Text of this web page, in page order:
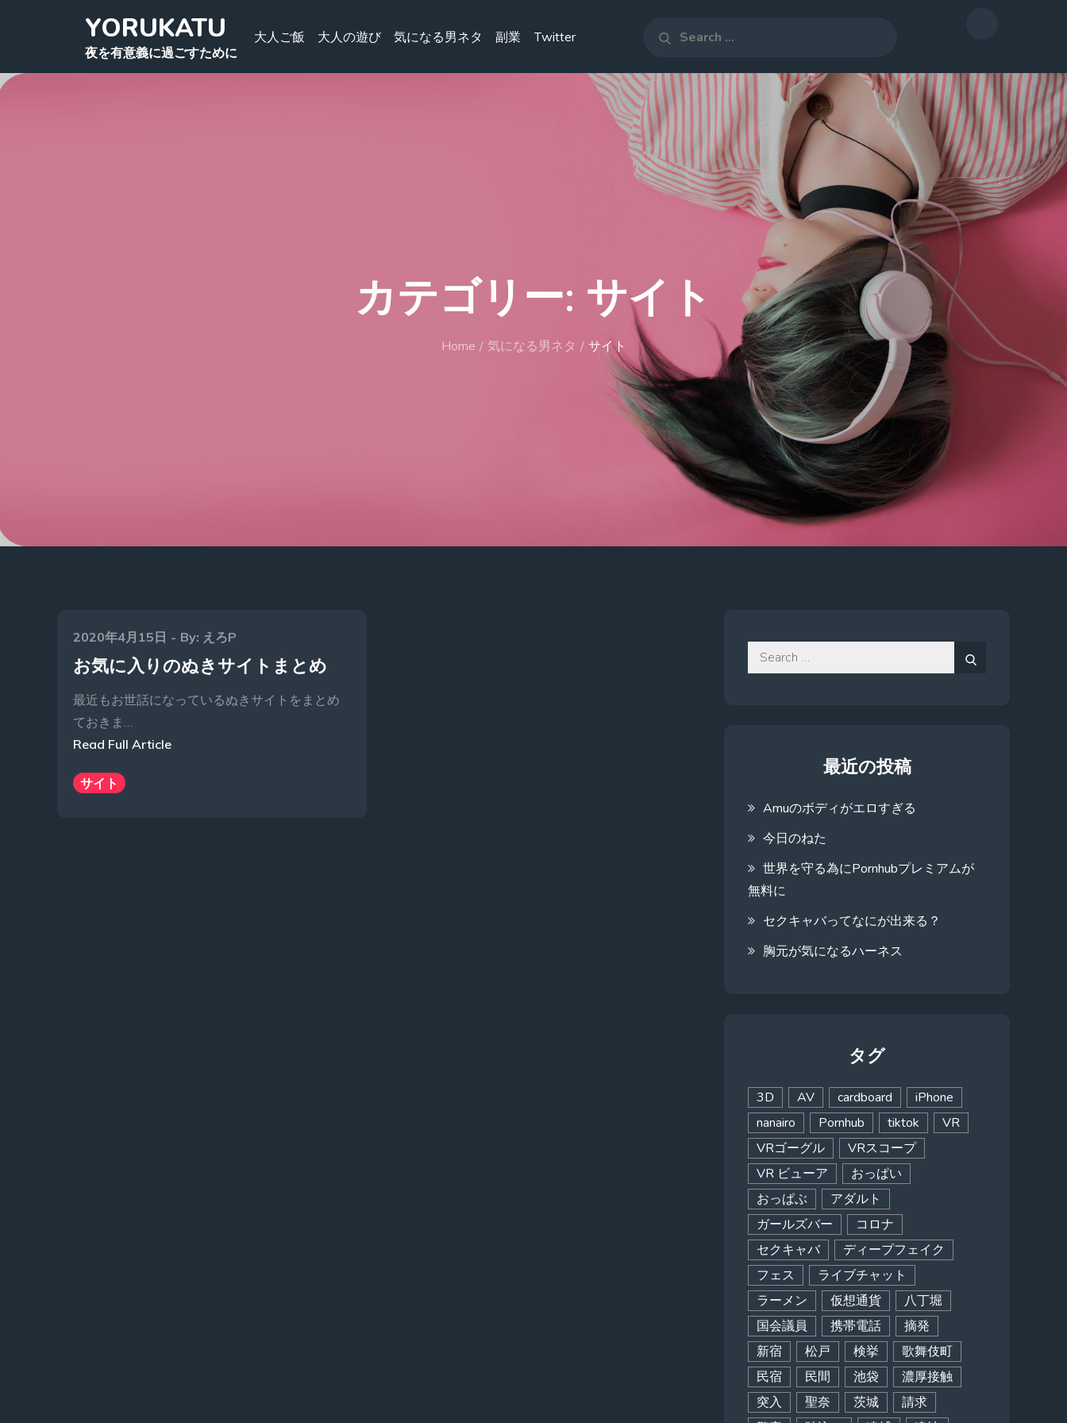
YORUKATU
夜を有意義に過ごすために
大人ご飯 大人の遊び 気になる男ネタ 副業 Twitter Search
カテゴリー: サイト
Home 気になる男ネタ サイト
Posted
on
2020年4月15日 By: えろP
お気に入りのぬきサイトまとめ
最近もお世話になっているぬきサイトをまとめ
ておきま…
Read Full Article
サイト
Search
for:
最近の投稿
Amuのボディがエロすぎる
今日のねた
世界を守る為にPornhubプレミアムが
無料に
セクキャバってなにが出来る？
胸元が気になるハーネス
タグ
3D AV cardboard
iPhone
nanairo
Pornhub tiktok
VR
VRゴーグル
VRスコープ
VR ビューア
おっぱい
おっぱぶ
アダルト
ガールズバー
コロナ
セクキャバ
ディープフェイク
フェス
ライブチャット
ラーメン
仮想通貨
八丁堀
国会議員
携帯電話
摘発
新宿
松戸 検挙
歌舞伎町
民宿
民間 池袋
濃厚接触
突入
聖奈 茨城
請求